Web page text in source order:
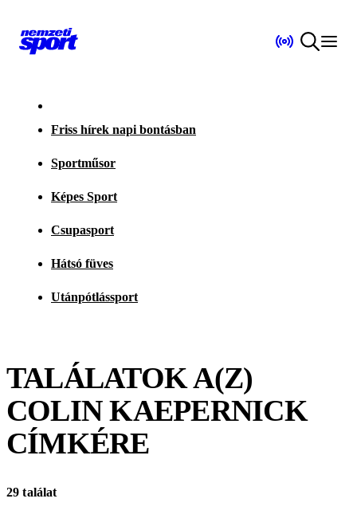
Friss hírek napi bontásban
Sportműsor
Képes Sport
Csupasport
Hátsó füves
Utánpótlássport
TALÁLATOK A(Z)
COLIN KAEPERNICK
CÍMKÉRE
29 találat